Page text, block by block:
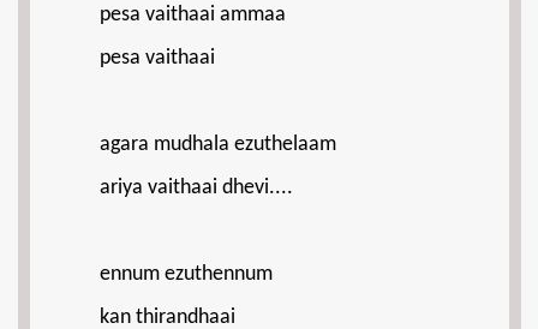
pesa vaithaai ammaa
pesa vaithaai
agara mudhala ezuthelaam
ariya vaithaai dhevi....
ennum ezuthennum
kan thirandhaai